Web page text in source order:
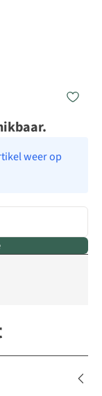
weer op